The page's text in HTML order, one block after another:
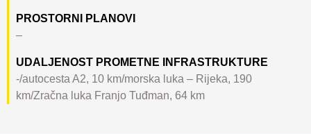
PROSTORNI PLANOVI
–
UDALJENOST PROMETNE INFRASTRUKTURE
-/autocesta A2, 10 km/morska luka – Rijeka, 190
km/Zračna luka Franjo Tuđman, 64 km